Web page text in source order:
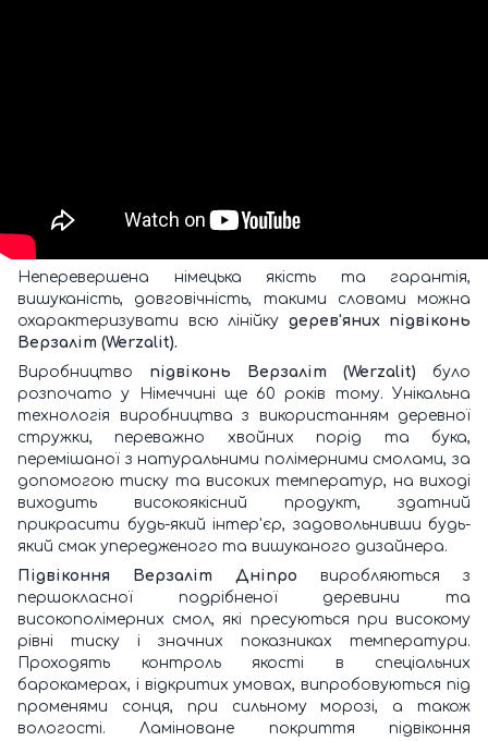
Неперевершена німецька якість та гарантія,
вишуканість, довговічність, такими словами можна
охарактеризувати всю лінійку дерев'яних підвіконь
Верзаліт (Werzalit).
Виробництво підвіконь Верзаліт (Werzalit) було
розпочато у Німеччині ще 60 років тому. Унікальна
технологія виробництва з використанням деревної
стружки, переважно хвойних порід та бука,
перемішаної з натуральними полімерними смолами, за
допомогою тиску та високих температур, на виході
виходить високоякісний продукт, здатний
прикрасити будь-який інтер'єр, задовольнивши будь-
який смак упередженого та вишуканого дизайнера.
Підвіконня Верзаліт
Дніпро виробляються з
першокласної подрібненої деревини та
високополімерних смол, які пресуються при високому
рівні тиску і значних показниках температури.
Проходять контроль якості в спеціальних
барокамерах, і відкритих умовах, випробовуються під
променями сонця, при сильному морозі, а також
вологості. Ламіноване покриття підвіконня